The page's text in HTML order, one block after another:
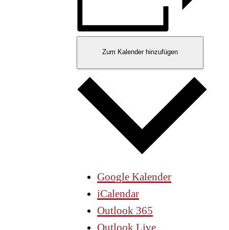
Zum Kalender hinzufügen
Google Kalender
iCalendar
Outlook 365
Outlook Live